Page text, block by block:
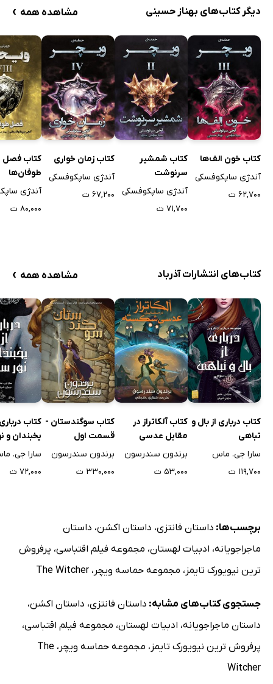
دیگر کتاب‌های بهناز حسینی مشاهده همه ›
کتاب خون الف‌ها
آندژی ساپکوفسکی
۶۲,۷۰۰ ت
کتاب شمشیر
سرنوشت
آندژی ساپکوفسکی
۷۱,۷۰۰ ت
کتاب زمان خواری
آندژی ساپکوفسکی
۶۷,۲۰۰ ت
کتاب فصل
طوفان‌ها
آندژی
۸۰,۰۰۰ ت
کتاب‌های انتشارات آذرباد مشاهده همه ›
کتاب درباری از بال و
تباهی
سارا جی. ماس
۱۱۹,۷۰۰ ت
کتاب آلکاتراز در
مقابل عدسی
شکسته
برندون سندرسون
۵۳,۰۰۰ ت
کتاب سوگندستان -
قسمت اول
برندون سندرسون
۳۳۰,۰۰۰ ت
کتاب
یخبندان و
سارا جی.
۷۲,۰۰۰ ت
برچسب‌ها: داستان فانتزی، داستان اکشن، داستان
ماجراجویانه، ادبیات لهستان، مجموعه فیلم اقتباسی، پرفروش
ترین نیویورک تایمز ، مجموعه حماسه ویچر ، The Witcher
جستجوی کتاب‌های مشابه: داستان فانتزی، داستان اکشن،
داستان ماجراجویانه، ادبیات لهستان، مجموعه فیلم اقتباسی،
پرفروش ترین نیویورک تایمز ، مجموعه حماسه ویچر ، The
Witcher